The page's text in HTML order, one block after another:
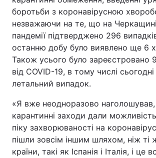
боротьби з коронавірусною
незважаючи на те, що на
пандемії підтверджено 296
останню добу було виявлено ще 6
Також усього було зареєстровано
від COVID-19, в тому числі
летальний випадок.
«Я вже неодноразово наголошував,
карантинні заходи дали
піку захворюваності на
пішли зовсім іншим шляхом, ніж ті
країни, такі як Іспанія і Італія, і це